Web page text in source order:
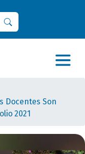
Docentes Son
2021